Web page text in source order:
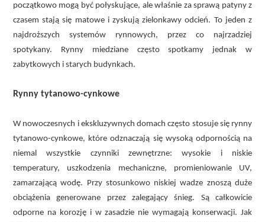
początkowo mogą być połyskujące, ale właśnie za sprawą patyny z
czasem stają się matowe i zyskują zielonkawy odcień. To jeden z
najdroższych systemów rynnowych, przez co najrzadziej
spotykany. Rynny miedziane często spotkamy jednak w
zabytkowych i starych budynkach.
Rynny tytanowo-cynkowe
W nowoczesnych i ekskluzywnych domach często stosuje się rynny
tytanowo-cynkowe, które odznaczają się wysoką odpornością na
niemal wszystkie czynniki zewnętrzne: wysokie i niskie
temperatury, uszkodzenia mechaniczne, promieniowanie UV,
zamarzającą wodę. Przy stosunkowo niskiej wadze znoszą duże
obciążenia generowane przez zalegający śnieg. Są całkowicie
odporne na korozję i w zasadzie nie wymagają konserwacji. Jak